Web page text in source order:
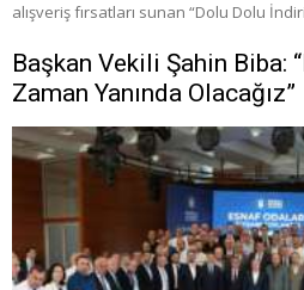
alışveriş fırsatları sunan “Dolu Dolu
Başkan Vekili Şahin Biba:
Zaman Yanında Olacağız”